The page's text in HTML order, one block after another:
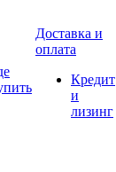
Доставка и
оплата
Кредит
и
лизинг